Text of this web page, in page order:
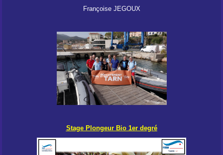
Françoise JEGOUX
Stage Plongeur Bio 1er degré